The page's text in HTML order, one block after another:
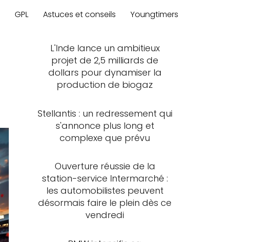
GPL Astuces et conseils Youngtimers
L'Inde lance un ambitieux
projet de 2,5 milliards de
dollars pour dynamiser la
production de biogaz
Stellantis : un redressement qui
s'annonce plus long et
complexe que prévu
Ouverture réussie de la
station-service Intermarché :
les automobilistes peuvent
désormais faire le plein dès ce
vendredi